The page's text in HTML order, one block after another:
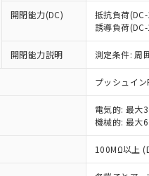
開閉能力(DC)
抵抗負荷
誘導負荷
開閉能力説明 測定条件:
プッシュイ
電気的: 最大
機械的: 最大
100MΩ以上
ービスは、当社制御機器事業
の当社在庫状況および標準価格
抜)を提供させていただくもので
ービスの対象外となる商品も
をご了承ください。
状況および標準価格照会結果
している更新日時点での社内
基づき作成されるものであり
れた時点での実際の在庫およ
認中：EU RoHS指令（10物質
対応状況を調査中または確認中
：ライセンス料など無形物で、
無と関係のない商品です。
事情により、非含有部品とし
が、含有品と判明した場合など
更することがあります。
以下、 水銀(Hg) 1000ppm以下、
(Cr(Ⅵ)) 1000ppm以下、ポリ臭化ビフェ
RoHS○×表
大均質材料含有率が中国
下であることを示します。
大均質材料含有率が中国
超えていることを示します。
確認です。当社販売部門へお
物質の基準値 (GB/T26572)：
、 Hg(水銀) : 1000ppm、 Cd(カド
は、これら貴社製品のうち、
および外国貿易法に定める商品
下｢規制貨物等」という）を輸
は国外への提供する場合は、
府の輸出許可(または役務取引許
を取得するなどの必要な手続き